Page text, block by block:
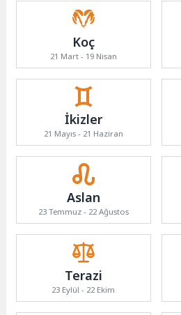
Koç
21 Mart - 19 Nisan
İkizler
21 Mayıs - 21 Haziran
Aslan
23 Temmuz - 22 Ağustos
Terazi
23 Eylül - 22 Ekim